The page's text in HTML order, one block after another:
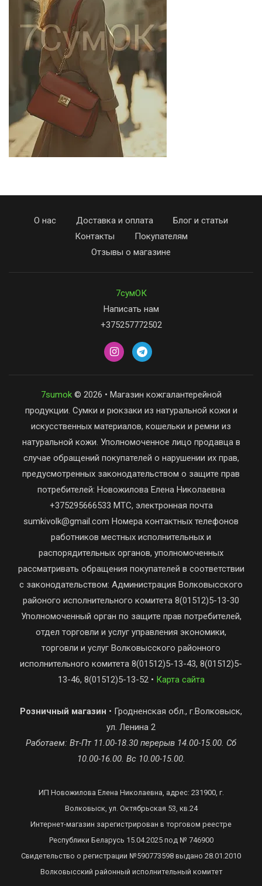
О нас Доставка и оплата
Блог и статьи
Контакты
Покупателям
Отзывы о магазине
7сумОК
Написать нам
+375257772502
7sumok© 2026 • Магазин кожгалантерейной
продукции. Сумки и рюкзаки из натуральной кожи и
искусственных материалов, кошельки и ремни из
натуральной кожи. Уполномоченное лицо продавца в
случае обращений покупателей о нарушении их прав,
предусмотренных законодательством о защите прав
потребителей: Новожилова Елена Николаевна
+375295666533 МТС, электронная почта
sumkivolk@gmail.com Номера контактных телефонов
работников местных исполнительных и
распорядительных органов, уполномоченных
рассматривать обращения покупателей в соответствии
с законодательством: Администрация Волковысского
районого исполнительного комитета 8(01512)5-13-30
Уполномоченный орган по защите прав потребителей,
отдел торговли и услуг управления экономики,
торговли и услуг Волковысского районного
исполнительного комитета 8(01512)5-13-43, 8(01512)5-
13-46, 8(01512)5-13-52 • Карта сайта
Розничный магазин • Гродненская обл., г.Волковыск,
ул. Ленина 2
Работаем: Вт-Пт 11.00-18.30 перерыв 14.00-15.00. Сб
10.00-16.00. Вс 10.00-15.00.
ИП Новожилова Елена Николаевна, адрес: 231900, г.
Волковыск, ул. Октябрьская 53, кв.24
Интернет-магазин зарегистрирован в торговом реестре
Республики Беларусь 15.04.2025 под № 746900
Свидетельство о регистрации №590773598 выдано 28.01.2010
Волковысский районный исполнительный комитет